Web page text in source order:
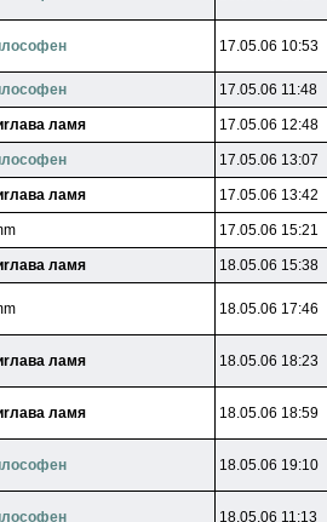
17.05.06 10:53
17.05.06 11:48
лaмя 17.05.06 12:48
17.05.06 13:07
лaмя 17.05.06 13:42
17.05.06 15:21
лaмя 18.05.06 15:38
18.05.06 17:46
лaмя 18.05.06 18:23
лaмя 18.05.06 18:59
18.05.06 19:10
18.05.06 11:13